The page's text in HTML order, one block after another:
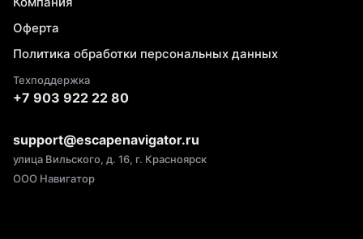
Оферта
Политика обработки персональных данных
Техподдержка
+7 903 922 22 80
support@escapenavigator.ru
улица Вильского, д. 16, г. Красноярск
ООО Навигатор